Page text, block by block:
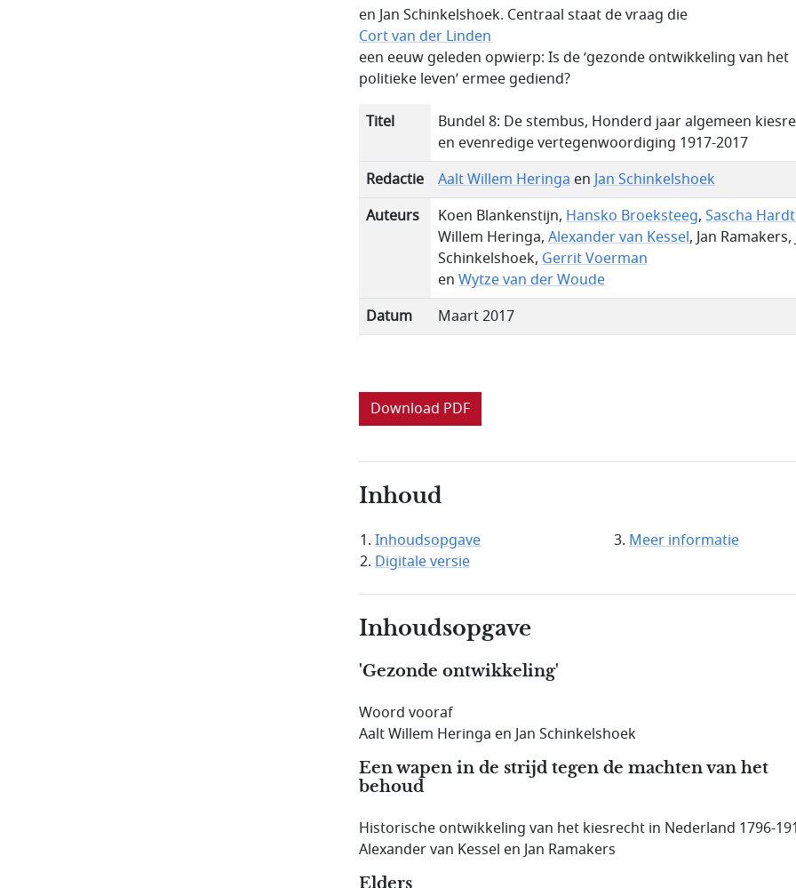
en Jan Schinkelshoek. Centraal staat de vraag die
Cort van der Linden
een eeuw geleden opwierp: Is de ‘gezonde ontwikkeling van het
politieke leven’ ermee gediend?
Titel
Bundel 8: De stembus, Honderd jaar algemeen
en evenredige vertegenwoordiging 1917-2017
Redactie
Aalt Willem Heringa en Jan Schinkelshoek
Auteurs
Koen Blankenstijn, Hansko Broeksteeg, Sascha Hardt
Willem Heringa, Alexander van Kessel, Jan Ramakers,
Schinkelshoek, Gerrit Voerman
en Wytze van der Woude
Datum
Maart 2017
Download PDF
Inhoud
Inhoudsopgave
Digitale versie
Meer informatie
Inhoudsopgave
'Gezonde ontwikkeling'
Woord vooraf
Aalt Willem Heringa en Jan Schinkelshoek
Een wapen in de strijd tegen de machten van het
behoud
Historische ontwikkeling van het kiesrecht in Nederland 1796-
Alexander van Kessel en Jan Ramakers
Elders